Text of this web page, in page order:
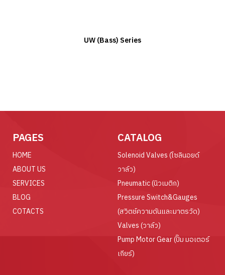
UW (Bass) Series
PAGES
HOME
ABOUT US
SERVICES
BLOG
COTACTS
CATALOG
Solenoid Valves (โซลินอยด์
วาล์ว)
Pneumatic (นิวเมติก)
Pressure Switch&Gauges
(สวิตช์ความดันและมาตรวัด)
Valves (วาล์ว)
Pump Motor Gear (ปั๊ม มอเตอร์
เกียร์)